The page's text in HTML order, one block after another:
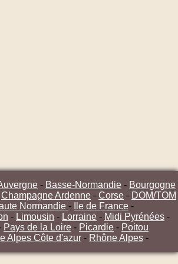
- Basse-Normandie - Bourgogne
Champagne Ardenne - Corse - DOM/TOM
Normandie - Ile de France -
- Limousin - Lorraine - Midi Pyrénées -
Pays de la Loire - Picardie - Poitou
Alpes Côte d'azur - Rhône Alpes -